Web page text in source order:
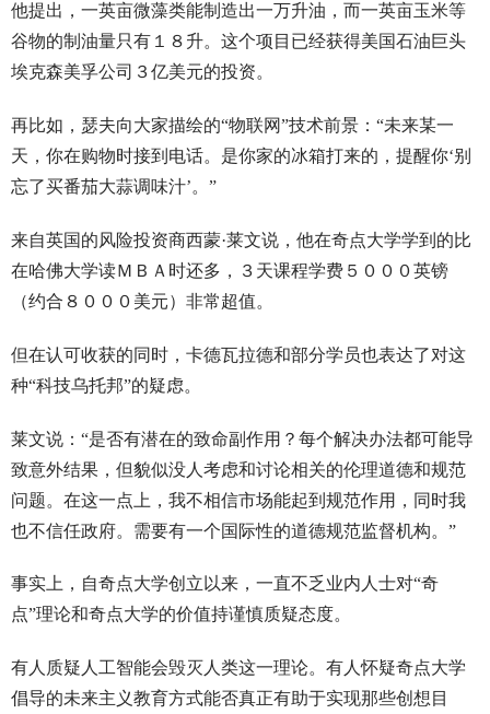
他提出，一英亩微藻类能制造出一万升油，而一英亩玉米等
谷物的制油量只有１８升。这个项目已经获得美国石油巨头
埃克森美孚公司３亿美元的投资。
再比如，瑟夫向大家描绘的“物联网”技术前景：“未来某一
天，你在购物时接到电话。是你家的冰箱打来的，提醒你‘别
忘了买番茄大蒜调味汁’。”
来自英国的风险投资商西蒙·莱文说，他在奇点大学学到的比
在哈佛大学读ＭＢＡ时还多，３天课程学费５０００英镑
（约合８０００美元）非常超值。
但在认可收获的同时，卡德瓦拉德和部分学员也表达了对这
种“科技乌托邦”的疑虑。
莱文说：“是否有潜在的致命副作用？每个解决办法都可能导
致意外结果，但貌似没人考虑和讨论相关的伦理道德和规范
问题。在这一点上，我不相信市场能起到规范作用，同时我
也不信任政府。需要有一个国际性的道德规范监督机构。”
事实上，自奇点大学创立以来，一直不乏业内人士对“奇
点”理论和奇点大学的价值持谨慎质疑态度。
有人质疑人工智能会毁灭人类这一理论。有人怀疑奇点大学
倡导的未来主义教育方式能否真正有助于实现那些创想目